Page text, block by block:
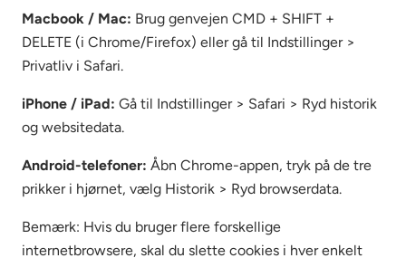
Macbook / Mac: Brug genvejen CMD + SHIFT +
DELETE (i Chrome/Firefox) eller gå til Indstillinger >
Privatliv i Safari.
iPhone / iPad: Gå til Indstillinger > Safari > Ryd historik
og websitedata.
Android-telefoner: Åbn Chrome-appen, tryk på de tre
prikker i hjørnet, vælg Historik > Ryd browserdata.
Bemærk: Hvis du bruger flere forskellige
internetbrowsere, skal du slette cookies i hver enkelt